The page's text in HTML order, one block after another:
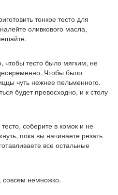
тонкое тесто для
оливкового масла,
чтобы тесто было мягким, не
Чтобы было
чуть нежнее пельменного.
будет превосходно, и к столу
соберите в комок и не
пока вы начинаете резать
все остальные
совсем немножко.